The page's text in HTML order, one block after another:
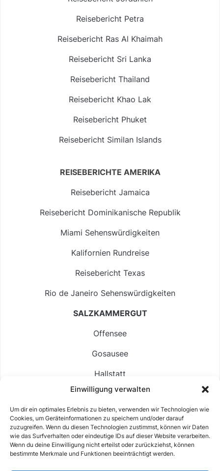
Einwilligung verwalten
Um dir ein optimales Erlebnis zu bieten, verwenden wir Technologien wie
Cookies, um Geräteinformationen zu speichern und/oder darauf
zuzugreifen. Wenn du diesen Technologien zustimmst, können wir Daten
wie das Surfverhalten oder eindeutige IDs auf dieser Website verarbeiten.
Wenn du deine Einwilligung nicht erteilst oder zurückziehst, können
bestimmte Merkmale und Funktionen beeinträchtigt werden.
Reisebericht Petra
Reisebericht Ras Al Khaimah
Reisebericht Sri Lanka
Reisebericht Thailand
Reisebericht Khao Lak
Reisebericht Phuket
Reisebericht Similan Islands
REISEBERICHTE AMERIKA
Reisebericht Jamaica
Reisebericht Dominikanische Republik
Miami Sehenswürdigkeiten
Kalifornien Rundreise
Reisebericht Texas
Rio de Janeiro Sehenswürdigkeiten
SALZKAMMERGUT
Offensee
Gosausee
Hallstatt
Langbathsee
Altausseer See
Hintersee